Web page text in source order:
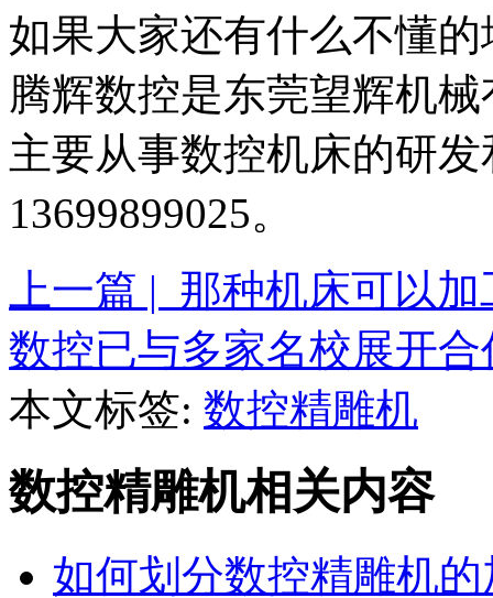
如果大家还有什么不懂
腾辉数控是东莞望辉机
主要从事数控机床的研
13699899025。
上一篇 | 那种机床可以
数控已与多家名校展开合
本文标签: 数控精雕机
数控精雕机相关内容
如何划分数控精雕机